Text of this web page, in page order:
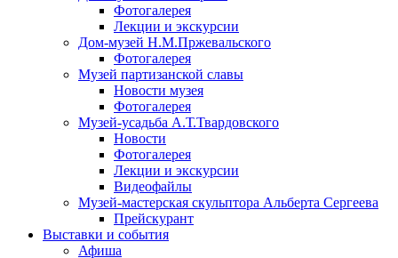
Фотогалерея
Лекции и экскурсии
Дом-музей Н.М.Пржевальского
Фотогалерея
Музей партизанской славы
Новости музея
Фотогалерея
Музей-усадьба А.Т.Твардовского
Новости
Фотогалерея
Лекции и экскурсии
Видеофайлы
Музей-мастерская скульптора Альберта Сергеева
Прейскурант
Выставки и события
Афиша